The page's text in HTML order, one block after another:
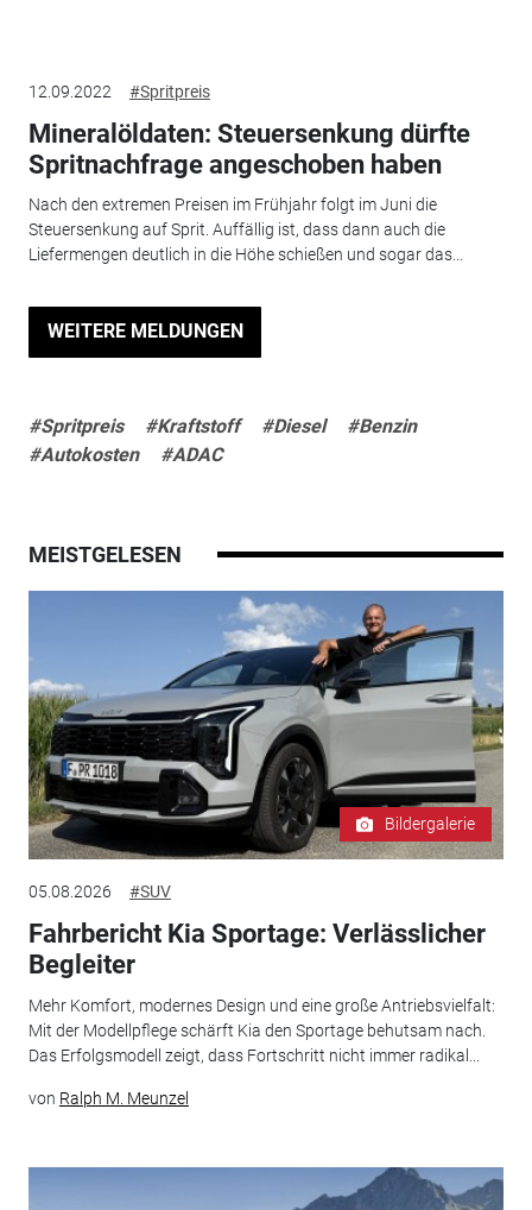
12.09.2022 #Spritpreis
Mineralöldaten: Steuersenkung dürfte
Spritnachfrage angeschoben haben
Nach den extremen Preisen im Frühjahr folgt im Juni die
Steuersenkung auf Sprit. Auffällig ist, dass dann auch die
Liefermengen deutlich in die Höhe schießen und sogar das...
WEITERE MELDUNGEN
#Spritpreis #Kraftstoff #Diesel
#Benzin
#Autokosten
#ADAC
MEISTGELESEN
Bildergalerie
05.08.2026 #SUV
Fahrbericht Kia Sportage: Verlässlicher
Begleiter
Mehr Komfort, modernes Design und eine große Antriebsvielfalt:
Mit der Modellpflege schärft Kia den Sportage behutsam nach.
Das Erfolgsmodell zeigt, dass Fortschritt nicht immer radikal...
von Ralph M. Meunzel